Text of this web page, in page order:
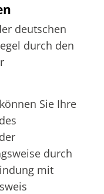
deutschen
durch den
Sie Ihre
durch
mit